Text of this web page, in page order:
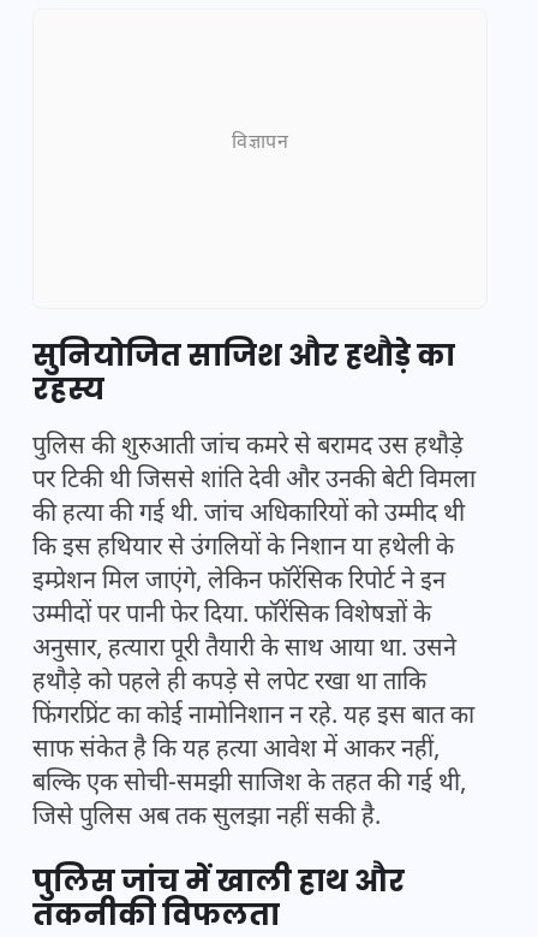
विज्ञापन
सुनियोजित साजिश और हथौड़े का
रहस्य
पुलिस की शुरुआती जांच कमरे से बरामद उस हथौड़े
पर टिकी थी जिससे शांति देवी और उनकी बेटी विमला
की हत्या की गई थी. जांच अधिकारियों को उम्मीद थी
कि इस हथियार से उंगलियों के निशान या हथेली के
इम्प्रेशन मिल जाएंगे, लेकिन फॉरेंसिक रिपोर्ट ने इन
उम्मीदों पर पानी फेर दिया. फॉरेंसिक विशेषज्ञों के
अनुसार, हत्यारा पूरी तैयारी के साथ आया था. उसने
हथौड़े को पहले ही कपड़े से लपेट रखा था ताकि
फिंगरप्रिंट का कोई नामोनिशान न रहे. यह इस बात का
साफ संकेत है कि यह हत्या आवेश में आकर नहीं,
बल्कि एक सोची-समझी साजिश के तहत की गई थी,
जिसे पुलिस अब तक सुलझा नहीं सकी है.
पुलिस जांच में खाली हाथ और
तकनीकी विफलता